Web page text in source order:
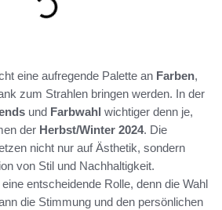
eine aufregende Palette an Farben,
zum Strahlen bringen werden. In der
und Farbwahl wichtiger denn je,
der Herbst/Winter 2024. Die
nicht nur auf Ästhetik, sondern
von Stil und Nachhaltigkeit.
entscheidende Rolle, denn die Wahl
die Stimmung und den persönlichen